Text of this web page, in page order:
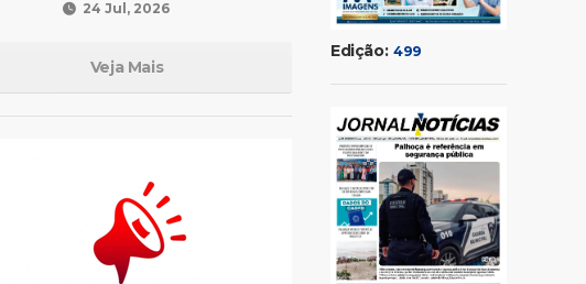
24 Jul, 2026
Veja Mais
Edição: 499